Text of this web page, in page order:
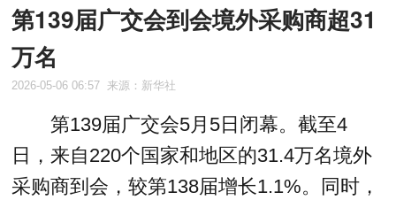
第139届广交会到会境外采购商超31
万名
2026-05-06 06:57 来源：新华社
第139届广交会5月5日闭幕。截至4
日，来自220个国家和地区的31.4万名境外
采购商到会，较第138届增长1.1%。同时，